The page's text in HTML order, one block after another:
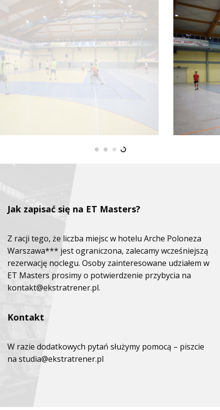
Jak zapisać się na ET Masters?
Z racji tego, że liczba miejsc w hotelu Arche Poloneza
Warszawa*** jest ograniczona, zalecamy wcześniejszą
rezerwację noclegu. Osoby zainteresowane udziałem w
ET Masters prosimy o potwierdzenie przybycia na
kontakt@ekstratrener.pl.
Kontakt
W razie dodatkowych pytań służymy pomocą – piszcie
na studia@ekstratrener.pl